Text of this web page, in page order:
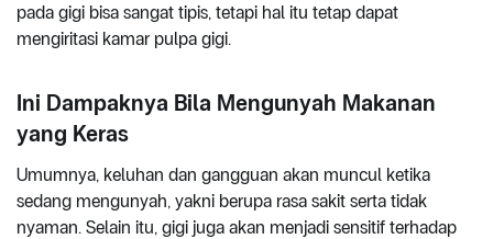
pada gigi bisa sangat tipis, tetapi hal itu tetap dapat
mengiritasi kamar pulpa gigi.
Ini Dampaknya Bila Mengunyah Makanan
yang Keras
Umumnya, keluhan dan gangguan akan muncul ketika
sedang mengunyah, yakni berupa rasa sakit serta tidak
nyaman. Selain itu, gigi juga akan menjadi sensitif terhadap